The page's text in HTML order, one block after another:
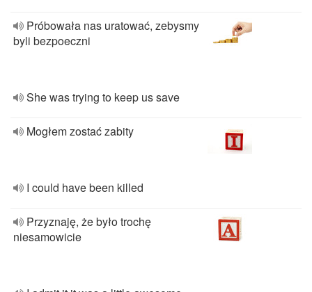
Próbowała nas uratować, zebysmy
byli bezpoeczni
She was trying to keep us save
Mogłem zostać zabity
I could have been killed
Przyznaję, że było trochę
niesamowicie